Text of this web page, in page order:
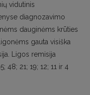
vidutinis
diagnozavimo
dauginėms krūties
gauta visiška
Ligos remisija
48; 21; 19; 12; 11 ir 4